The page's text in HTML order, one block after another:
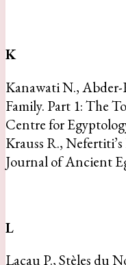
K
Kanawati N.,
Family. Part 1: The
Centre for
Krauss R.,
Journal of Ancient
L
Lacau P., Stèles du